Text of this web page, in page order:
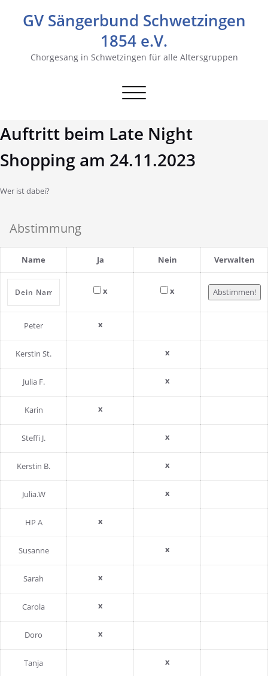
GV Sängerbund Schwetzingen
1854 e.V.
Chorgesang in Schwetzingen für alle Altersgruppen
Navigation
Auftritt beim Late Night
Shopping am 24.11.2023
Wer ist dabei?
Abstimmung
Name Ja Nein Verwalten
x x Abstimmen!
Peter x
Kerstin St. x
Julia F. x
Karin x
Steffi J. x
Kerstin B. x
Julia.W x
HP A x
Susanne x
Sarah x
Carola x
Doro x
Tanja x